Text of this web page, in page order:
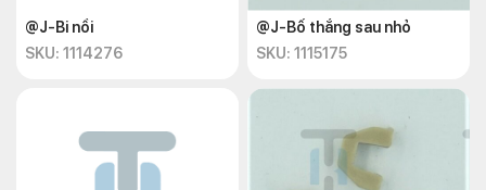
@J-Bi nồi
SKU: 1114276
@J-Bố thắng sau nhỏ
SKU: 1115175